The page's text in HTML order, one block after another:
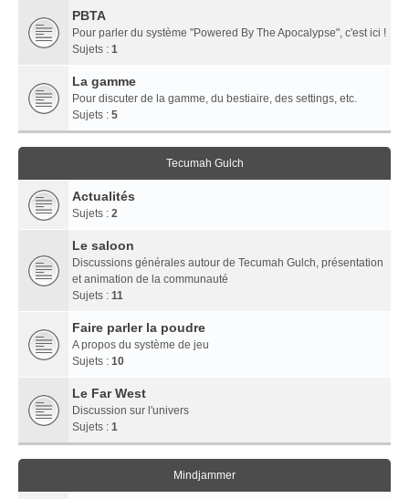
PBTA
Pour parler du système "Powered By The Apocalypse", c'est ici !
Sujets : 1
La gamme
Pour discuter de la gamme, du bestiaire, des settings, etc.
Sujets : 5
Tecumah Gulch
Actualités
Sujets : 2
Le saloon
Discussions générales autour de Tecumah Gulch, présentation
et animation de la communauté
Sujets : 11
Faire parler la poudre
A propos du système de jeu
Sujets : 10
Le Far West
Discussion sur l'univers
Sujets : 1
Mindjammer